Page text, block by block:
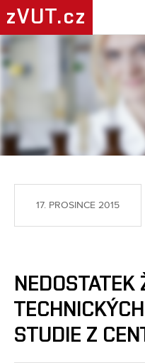
zVUT.cz
17. PROSINCE 2015
NEDOSTATEK
STUDIE Z